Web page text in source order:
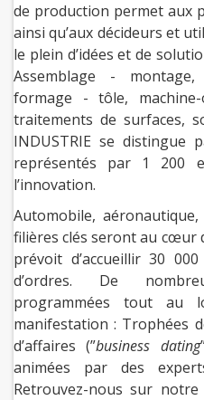
de production permet aux
ainsi qu’aux décideurs et
le plein d’idées et de
Assemblage -
formage - tôle,
traitements de surfaces,
INDUSTRIE se distingue
représentés par 1 200
l’innovation.
Automobile,
filières clés seront au cœur
prévoit d’accueillir 30
d’ordres. De
programmées tout
manifestation : Trophées
d’affaires (”business dating
animées par des
Retrouvez-nous sur